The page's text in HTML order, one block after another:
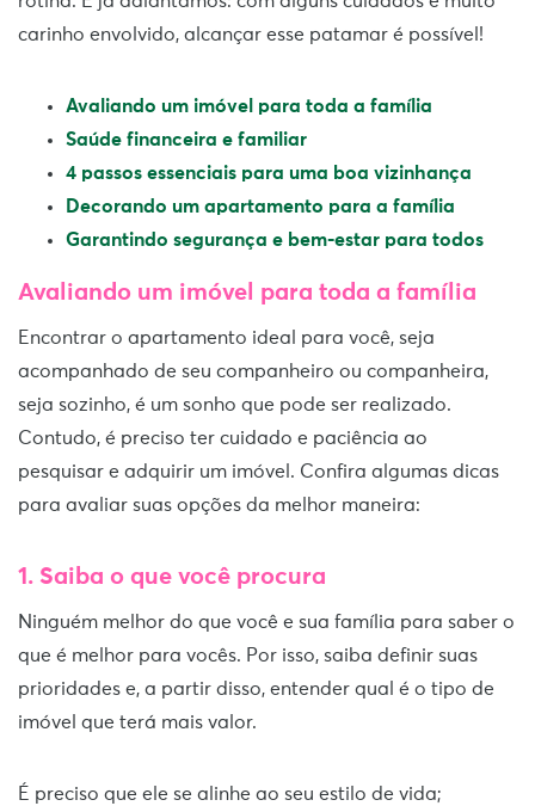
carinho envolvido, alcançar esse patamar é possível!
Avaliando um imóvel para toda a família
Saúde financeira e familiar
4 passos essenciais para uma boa vizinhança
Decorando um apartamento para a família
Garantindo segurança e bem-estar para todos
Avaliando um imóvel para toda a família
Encontrar o apartamento ideal para você, seja
acompanhado de seu companheiro ou companheira,
seja sozinho, é um sonho que pode ser realizado.
Contudo, é preciso ter cuidado e paciência ao
pesquisar e adquirir um imóvel. Confira algumas dicas
para avaliar suas opções da melhor maneira:
1. Saiba o que você procura
Ninguém melhor do que você e sua família para saber o
que é melhor para vocês. Por isso, saiba definir suas
prioridades e, a partir disso, entender qual é o tipo de
imóvel que terá mais valor.
É preciso que ele se alinhe ao seu estilo de vida;